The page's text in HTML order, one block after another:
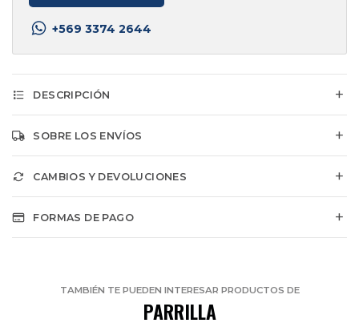
+569 3374 2644
DESCRIPCIÓN
SOBRE LOS ENVÍOS
CAMBIOS Y DEVOLUCIONES
FORMAS DE PAGO
TAMBIÉN TE PUEDEN INTERESAR PRODUCTOS DE
PARRILLA